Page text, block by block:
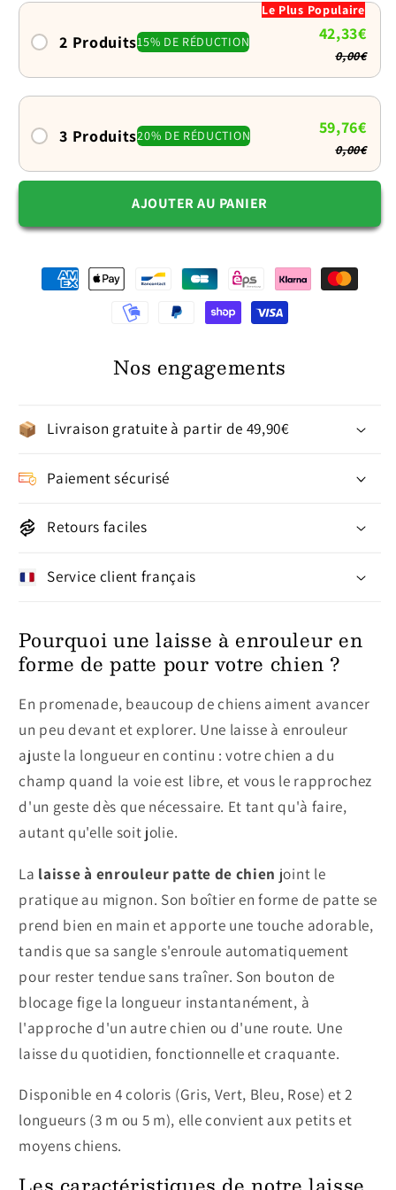
chien
Pratique
mignonne
chien
Pratique
mignonne
2 Produits15% DE RÉDUCTION
Le Plus Populaire
42,33€
0,00€
3 Produits20% DE RÉDUCTION 59,76€
0,00€
AJOUTER AU PANIER
Nos engagements
Livraison gratuite à partir de 49,90€
Paiement sécurisé
Retours faciles
Service client français
Pourquoi une laisse à enrouleur en
forme de patte pour votre chien ?
En promenade, beaucoup de chiens aiment avancer
un peu devant et explorer. Une laisse à enrouleur
ajuste la longueur en continu : votre chien a du
champ quand la voie est libre, et vous le rapprochez
d'un geste dès que nécessaire. Et tant qu'à faire,
autant qu'elle soit jolie.
La laisse à enrouleur patte de chien joint le
pratique au mignon. Son boîtier en forme de patte se
prend bien en main et apporte une touche adorable,
tandis que sa sangle s'enroule automatiquement
pour rester tendue sans traîner. Son bouton de
blocage fige la longueur instantanément, à
l'approche d'un autre chien ou d'une route. Une
laisse du quotidien, fonctionnelle et craquante.
Disponible en 4 coloris (Gris, Vert, Bleu, Rose) et 2
longueurs (3 m ou 5 m), elle convient aux petits et
moyens chiens.